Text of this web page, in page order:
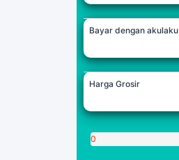
Bayar dengan akulaku
Harga Grosir
0